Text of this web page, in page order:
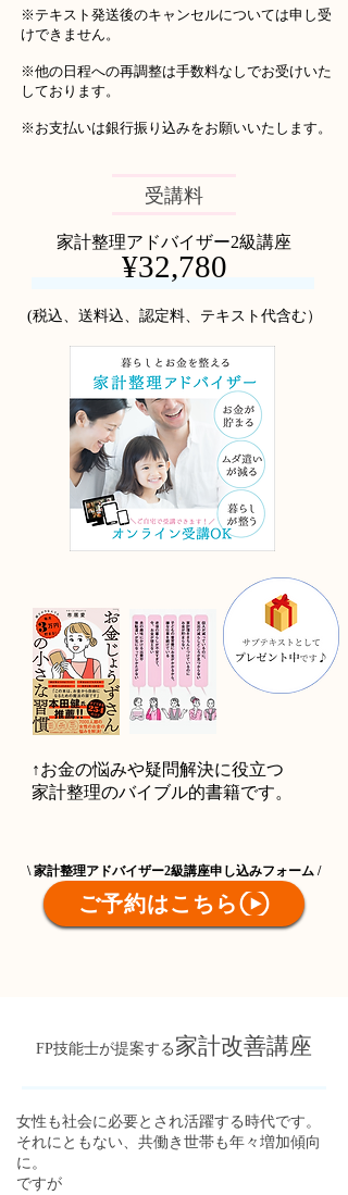
※テキスト発送後のキャンセルについては申し受
けできません。
※他の日程への再調整は手数料なしでお受けいた
しております。
※お支払いは銀行振り込みをお願いいたします。
受講料
¥32,780
家計整理アドバイザー2級講座
(税込、送料込、認定料、テキスト代含む）
↑お金の悩みや疑問解決に役立つ
家計整理のバイブル的書籍です。
\ 家計整理アドバイザー2級講座申し込みフォーム /
ご予約はこちら
FP技能士が提案する 家計改善講座
女性も社会に必要とされ活躍する時代です。
それにともない、共働き世帯も年々増加傾向
に。
ですが